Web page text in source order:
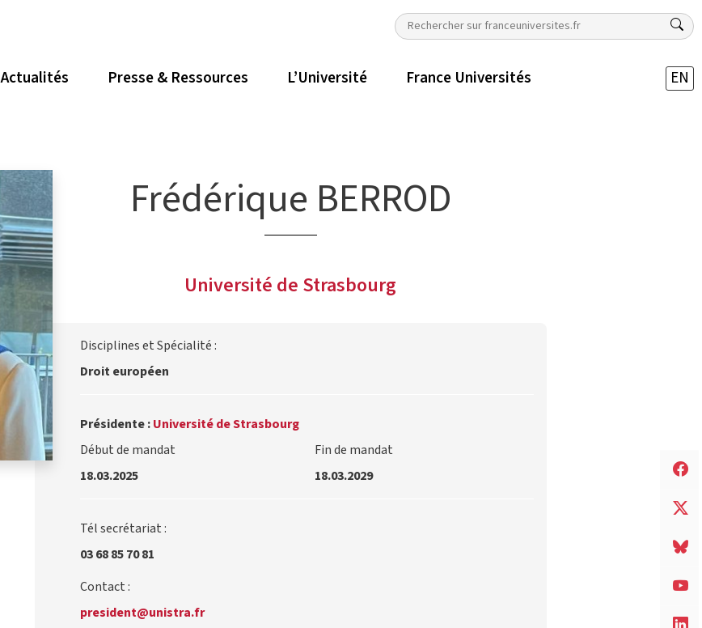
Actualités Presse & Ressources L’Université France Universités EN
Frédérique BERROD
Université de Strasbourg
Disciplines et Spécialité :
Droit européen
Présidente :Université de Strasbourg
Début de mandat
18.03.2025
Fin de mandat
18.03.2029
Tél secrétariat :
03 68 85 70 81
Contact :
president@unistra.fr